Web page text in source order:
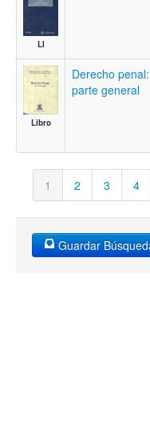
LI
Libro
Derecho penal:
parte general
1 2 3 4
Guardar